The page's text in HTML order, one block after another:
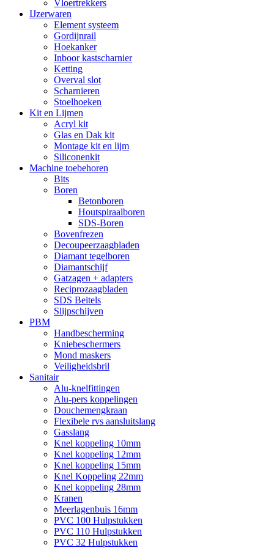
Vloertrekkers
IJzerwaren
Element systeem
Gordijnrail
Hoekanker
Inboor kastscharnier
Ketting
Overval slot
Scharnieren
Stoelhoeken
Kit en Lijmen
Acryl kit
Glas en Dak kit
Montage kit en lijm
Siliconenkit
Machine toebehoren
Bits
Boren
Betonboren
Houtspiraalboren
SDS-Boren
Bovenfrezen
Decoupeerzaagbladen
Diamant tegelboren
Diamantschijf
Gatzagen + adapters
Reciprozaagbladen
SDS Beitels
Slijpschijven
PBM
Handbescherming
Kniebeschermers
Mond maskers
Veiligheidsbril
Sanitair
Alu-knelfittingen
Alu-pers koppelingen
Douchemengkraan
Flexibele rvs aansluitslang
Gasslang
Knel koppeling 10mm
Knel koppeling 12mm
Knel koppeling 15mm
Knel Koppeling 22mm
Knel koppeling 28mm
Kranen
Meerlagenbuis 16mm
PVC 100 Hulpstukken
PVC 110 Hulpstukken
PVC 32 Hulpstukken